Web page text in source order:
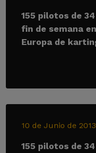
155 pilotos de
fin de semana
Europa de
10 de Junio de 2013
155 pilotos de